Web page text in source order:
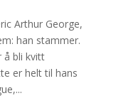
Arthur George,
han stammer.
å bli kvitt
er helt til hans